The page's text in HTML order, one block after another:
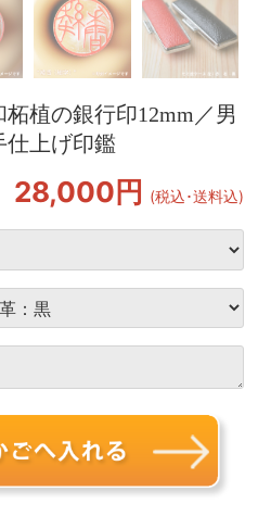
柘植の銀行印12mm／男
仕上げ印鑑
28,000円 (税込･送料込)